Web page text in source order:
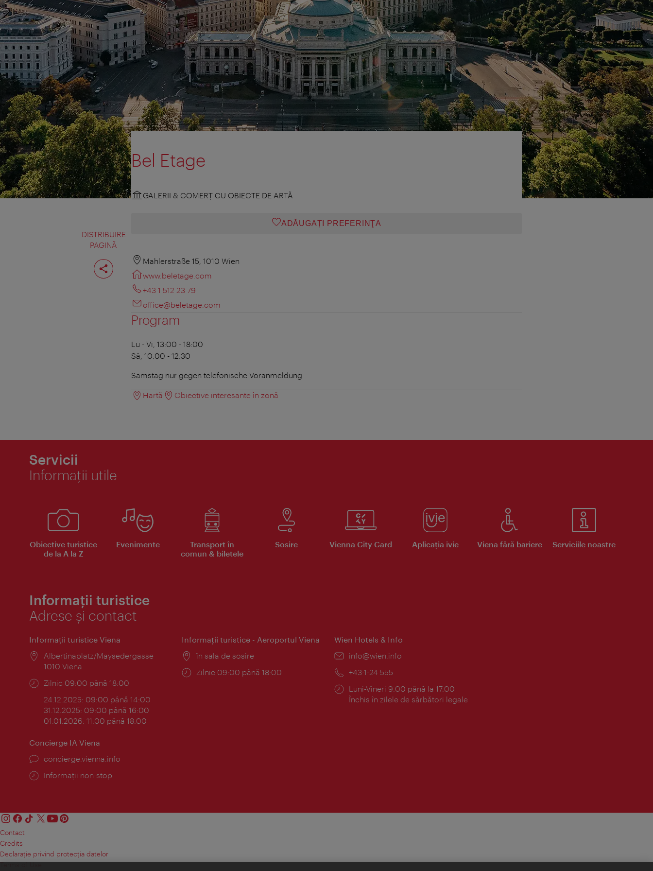
DISTRIBUIRE
PAGINĂ
Distribuiţi
pagina
Bel Etage
GALERII & COMERŢ CU OBIECTE DE ARTĂ
ADĂUGAȚI PREFERINŢA
Mahlerstraße 15, 1010 Wien
www.beletage.com
+43 1 512 23 79
office@beletage.com
Program
Lu - Vi, 13:00 - 18:00
Sâ, 10:00 - 12:30
Samstag nur gegen telefonische Voranmeldung
Hartă Obiective interesante în zonă
Servicii
Informaţii utile
Obiective turistice
de la A la Z
Evenimente
Transport în
comun & biletele
Sosire Vienna City Card Aplicaţia ivie Viena fără bariere Serviciile noastre
Informații turistice
Adrese și contact
Informaţii turistice Viena
Locul:
Albertinaplatz/Maysedergasse
1010 Viena
Program:
Zilnic 09:00 până 18:00
24.12.2025: 09:00 până 14:00
31.12.2025: 09:00 până 16:00
01.01.2026: 11:00 până 18:00
Informaţii turistice - Aeroportul Viena
Locul:
în sala de sosire
Program:
Zilnic 09:00 până 18:00
Wien Hotels & Info
E-
info@wien.info
Telefon:
+43-1-24 555
Program:
Luni-Vineri 9:00 până la 17:00
Închis în zilele de sărbători legale
Concierge IA Viena
concierge.vienna.info
Informații non-stop
Contact
Credits
Declaraţie privind protecţia datelor
Terms of Use